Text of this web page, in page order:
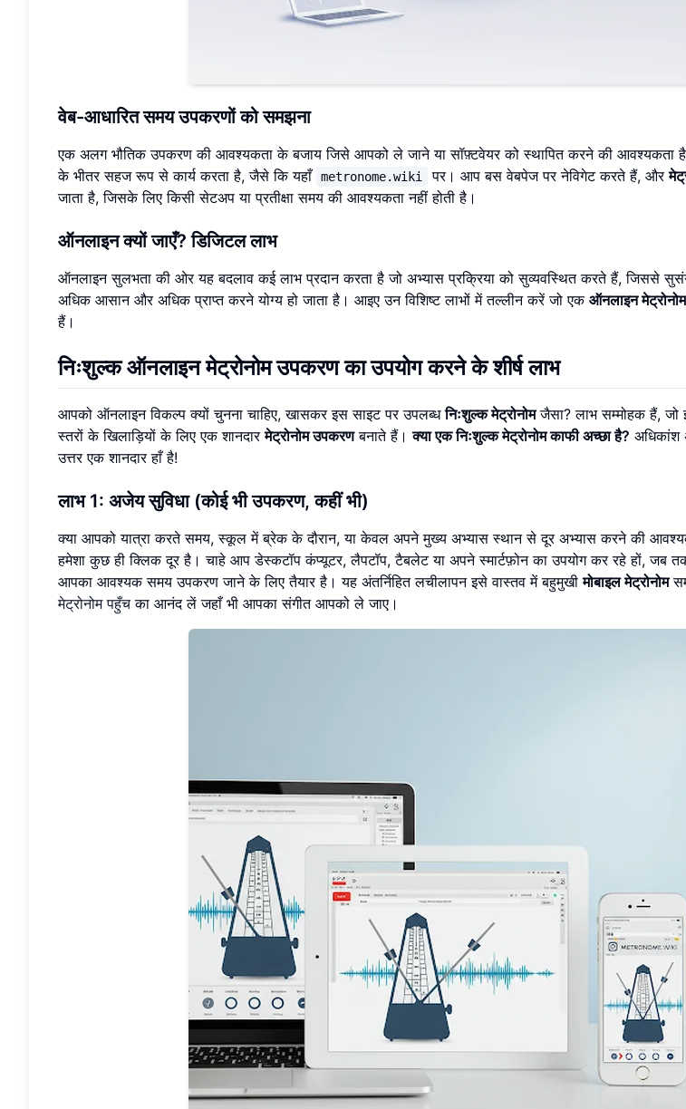
वेब-आधारित समय उपकरणों को समझना
एक अलग भौतिक उपकरण की आवश्यकता के बजाय जिसे आपको ले जाने या सॉफ़्टवेयर को स्थापित करने की आवश्यकता
के भीतर सहज रूप से कार्य करता है, जैसे कि यहाँ metronome.wiki पर। आप बस वेबपेज पर नेविगेट करते हैं, और
जाता है, जिसके लिए किसी सेटअप या प्रतीक्षा समय की आवश्यकता नहीं होती है।
ऑनलाइन क्यों जाएँ? डिजिटल लाभ
ऑनलाइन सुलभता की ओर यह बदलाव कई लाभ प्रदान करता है जो अभ्यास प्रक्रिया को सुव्यवस्थित करते हैं, जिससे
अधिक आसान और अधिक प्राप्त करने योग्य हो जाता है। आइए उन विशिष्ट लाभों में तल्लीन करें जो एक ऑनलाइन मेट्रोनोम
हैं।
निःशुल्क ऑनलाइन मेट्रोनोम उपकरण का उपयोग करने के शीर्ष लाभ
आपको ऑनलाइन विकल्प क्यों चुनना चाहिए, खासकर इस साइट पर उपलब्धनिःशुल्क मेट्रोनोमजैसा? लाभ सम्मोहक हैं, जो
स्तरों के खिलाड़ियों के लिए एक शानदारमेट्रोनोम उपकरणबनाते हैं।क्या एक निःशुल्क मेट्रोनोम काफी अच्छा है?
उत्तर एक शानदार हाँ है!
लाभ 1: अजेय सुविधा (कोई भी उपकरण, कहीं भी)
क्या आपको यात्रा करते समय, स्कूल में ब्रेक के दौरान, या केवल अपने मुख्य अभ्यास स्थान से दूर अभ्यास करने की
हमेशा कुछ ही क्लिक दूर है। चाहे आप डेस्कटॉप कंप्यूटर, लैपटॉप, टैबलेट या अपने स्मार्टफ़ोन का उपयोग कर रहे हों,
आपका आवश्यक समय उपकरण जाने के लिए तैयार है। यह अंतर्निहित लचीलापन इसे वास्तव में बहुमुखीमोबाइल मेट्रोनोम
मेट्रोनोम पहुँच का आनंद लें जहाँ भी आपका संगीत आपको ले जाए।